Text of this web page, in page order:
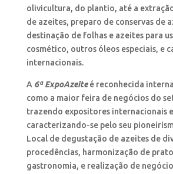
olivicultura, do plantio, até a
de azeites, preparo de conservas de
destinação de folhas e azeites para
cosmético, outros óleos especiais, e
internacionais.
A 6ª ExpoAzeiteé reconhecida
como a maior feira de negócios do
trazendo expositores internacionais
caracterizando-se pelo seu
Local de degustação de azeites de
procedências, harmonização de
gastronomia, e realização de